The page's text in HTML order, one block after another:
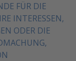
FÜR DIE
INTERESSEN,
ODER DIE